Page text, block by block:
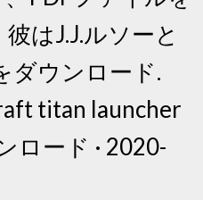
はJ.J.ルソーと
ダウンロード.
titan launcher
ロード · 2020-